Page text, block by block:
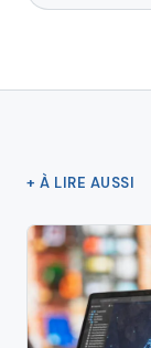
+ À LIRE AUSSI